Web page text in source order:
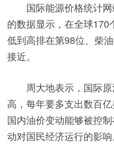
国际能源价格统计
的数据显示，在全球170
低到高排在第98位、柴
接近。
周大地表示，国际
高，每年要多支出数百
国内油价变动能够被控
动对国民经济运行的影响